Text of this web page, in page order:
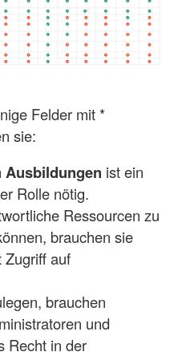
Felder mit *
sie:
Ausbildungen ist ein
Rolle nötig.
Ressourcen zu
brauchen sie
Zugriff auf
brauchen
und
Recht in der